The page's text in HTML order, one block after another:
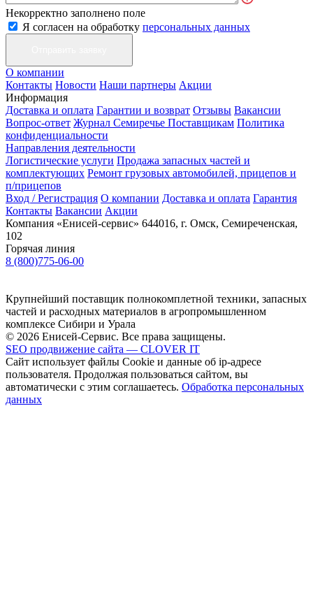
Некорректно заполнено поле
Я согласен на обработку персональных данных
О компании
Контакты Новости Наши партнеры Акции
Информация
Доставка и оплата Гарантии и возврат Отзывы Вакансии
Вопрос-ответ Журнал Семиречье Поставщикам Политика
конфиденциальности
Направления деятельности
Логистические услуги Продажа запасных частей и
комплектующих Ремонт грузовых автомобилей, прицепов и
п/прицепов
Вход / Регистрация О компании Доставка и оплата Гарантия
Контакты Вакансии Акции
Компания «Енисей-сервис» 644016, г. Омск, Семиреченская,
102
Горячая линия
8 (800)775-06-00
Крупнейший поставщик полнокомплетной техники, запасных
частей и расходных материалов в агропромышленном
комплексе Сибири и Урала
© 2026 Енисей-Сервис. Все права защищены.
SEO продвижение сайта — CLOVER IT
Сайт использует файлы Cookie и данные об ip-адресе
пользователя. Продолжая пользоваться сайтом, вы
автоматически с этим соглашаетесь. Обработка персональных
данных